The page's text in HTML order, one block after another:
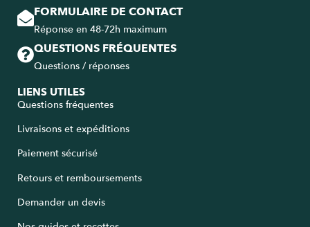
FORMULAIRE DE CONTACT
Réponse en 48-72h maximum
QUESTIONS FRÉQUENTES
Questions / réponses
LIENS UTILES
Questions fréquentes
Livraisons et expéditions
Paiement sécurisé
Retours et remboursements
Demander un devis